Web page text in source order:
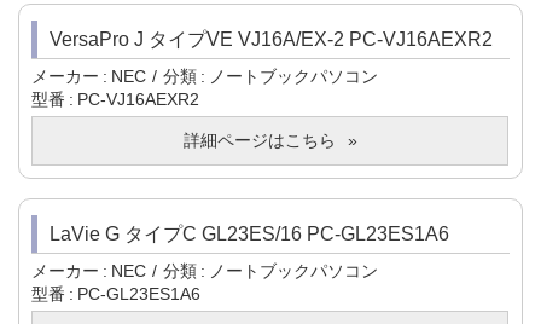
VersaPro J タイプVE VJ16A/EX-2 PC-VJ16AEXR2
メーカー NEC 分類
ノートブックパソコン
型番
PC-VJ16AEXR2
詳細ページはこちら
LaVie G タイプC GL23ES/16 PC-GL23ES1A6
メーカー NEC 分類
ノートブックパソコン
型番
PC-GL23ES1A6